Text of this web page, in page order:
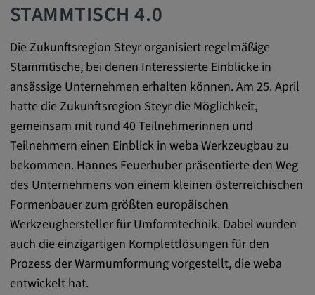
STAMMTISCH 4.0
Die Zukunftsregion Steyr organisiert regelmäßige
Stammtische, bei denen Interessierte Einblicke in
ansässige Unternehmen erhalten können. Am 25. April
hatte die Zukunftsregion Steyr die Möglichkeit,
gemeinsam mit rund 40 Teilnehmerinnen und
Teilnehmern einen Einblick in weba Werkzeugbau zu
bekommen. Hannes Feuerhuber präsentierte den Weg
des Unternehmens von einem kleinen österreichischen
Formenbauer zum größten europäischen
Werkzeughersteller für Umformtechnik. Dabei wurden
auch die einzigartigen Komplettlösungen für den
Prozess der Warmumformung vorgestellt, die weba
entwickelt hat.
Matterport
Name:
_mkto_trk, singular_device_id, _vis_opt_s,
_gcl_au, FPAU, _rdt_uuid, _zitok,
_vis_opt_exp_124_combi,
_vis_opt_exp_140_combi, _vwo_ds,
_uetvid, ajs_anonymous_id, _vwo_uuid,
_vwo_uuid_v2, _ga, _ga_W66Y5HELXX,
_cfuvid, __q_state_oerwbSnkKEjaiD3g,
apple_analytics, _clck, cookie_consent_v3
Anbieter:
matterport.com
Zweck:
Diese Cookies werden von einem
eingebetteten Drittanbieter-Tool gesetzt und